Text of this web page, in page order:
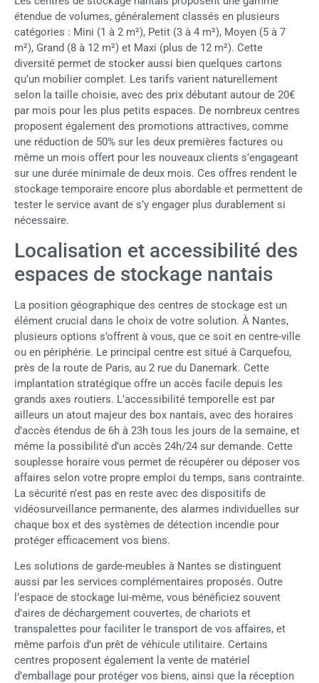
étendue de volumes, généralement classés en plusieurs
catégories : Mini (1 à 2 m²), Petit (3 à 4 m²), Moyen (5 à 7
m²), Grand (8 à 12 m²) et Maxi (plus de 12 m²). Cette
diversité permet de stocker aussi bien quelques cartons
qu’un mobilier complet. Les tarifs varient naturellement
selon la taille choisie, avec des prix débutant autour de 20€
par mois pour les plus petits espaces. De nombreux centres
proposent également des promotions attractives, comme
une réduction de 50% sur les deux premières factures ou
même un mois offert pour les nouveaux clients s’engageant
sur une durée minimale de deux mois. Ces offres rendent le
stockage temporaire encore plus abordable et permettent de
tester le service avant de s’y engager plus durablement si
nécessaire.
Localisation et accessibilité des
espaces de stockage nantais
La position géographique des centres de stockage est un
élément crucial dans le choix de votre solution. À Nantes,
plusieurs options s’offrent à vous, que ce soit en centre-ville
ou en périphérie. Le principal centre est situé à Carquefou,
près de la route de Paris, au 2 rue du Danemark. Cette
implantation stratégique offre un accès facile depuis les
grands axes routiers. L’accessibilité temporelle est par
ailleurs un atout majeur des box nantais, avec des horaires
d’accès étendus de 6h à 23h tous les jours de la semaine, et
même la possibilité d’un accès 24h/24 sur demande. Cette
souplesse horaire vous permet de récupérer ou déposer vos
affaires selon votre propre emploi du temps, sans contrainte.
La sécurité n’est pas en reste avec des dispositifs de
vidéosurveillance permanente, des alarmes individuelles sur
chaque box et des systèmes de détection incendie pour
protéger efficacement vos biens.
Les solutions de garde-meubles à Nantes se distinguent
aussi par les services complémentaires proposés. Outre
l’espace de stockage lui-même, vous bénéficiez souvent
d’aires de déchargement couvertes, de chariots et
transpalettes pour faciliter le transport de vos affaires, et
même parfois d’un prêt de véhicule utilitaire. Certains
centres proposent également la vente de matériel
d’emballage pour protéger vos biens, ainsi que la réception